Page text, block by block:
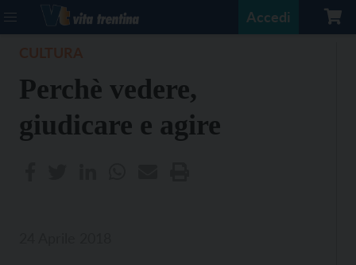
Accedi
Perchè vedere,
giudicare e agire